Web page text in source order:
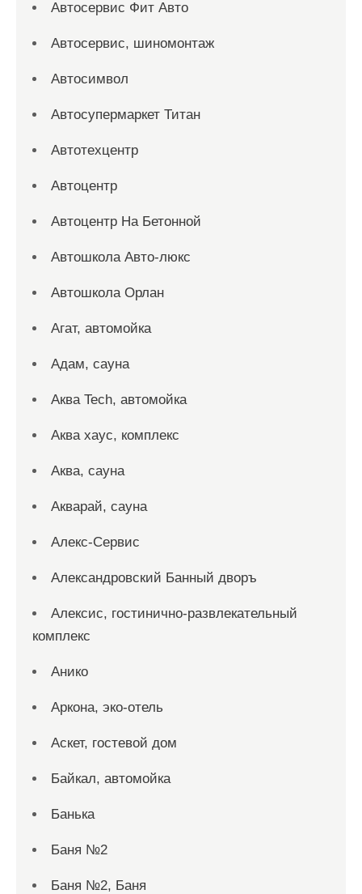
Автосервис Фит Авто
Автосервис, шиномонтаж
Автосимвол
Автосупермаркет Титан
Автотехцентр
Автоцентр
Автоцентр На Бетонной
Автошкола Авто-люкс
Автошкола Орлан
Агат, автомойка
Адам, сауна
Аква Tech, автомойка
Аква хаус, комплекс
Аква, сауна
Акварай, сауна
Алекс-Сервис
Александровский Банный дворъ
Алексис, гостинично-развлекательный
комплекс
Анико
Аркона, эко-отель
Аскет, гостевой дом
Байкал, автомойка
Банька
Баня №2
Баня №2, Баня